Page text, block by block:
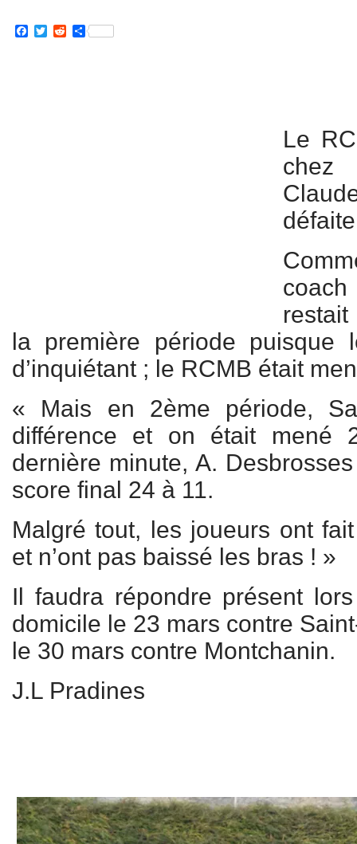
Facebook
TwitterRedditPartager
Le
restait
la première période puisque
d’inquiétant ; le RCMB était
« Mais en 2ème période,
différence et on était
dernière minute, A.
score final 24 à 11.
Malgré tout, les joueurs ont
et n’ont pas baissé les bras ! »
Il faudra répondre présent
domicile le 23 mars contre
le 30 mars contre Montchanin.
J.L Pradines